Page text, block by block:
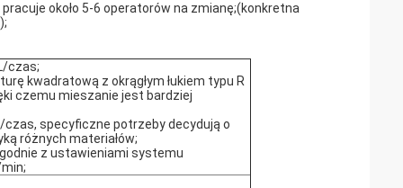
około 5-6 operatorów na zmianę;(konkretna
czas;
kwadratową z okrągłym łukiem typu R
czemu mieszanie jest bardziej
czas, specyficzne potrzeby decydują o
różnych materiałów;
z ustawieniami systemu